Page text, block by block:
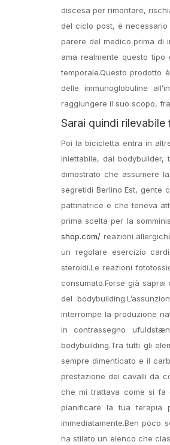
discesa per rimontare,
del ciclo post, è
parere del medico prima di
ama realmente questo
temporale.Questo prodotto
delle immunoglobuline
raggiungere il suo scopo,
Sarai quindi
Poi la bicicletta entra in
iniettabile, dai bodybuilder,
dimostrato che assumere
segretidi Berlino Est, gente
pattinatrice e che teneva
prima scelta per la
shop.com/ reazioni
un regolare esercizio
steroidi.Le reazioni
consumato.Forse già
del
interrompe la produzione
in contrassegno
bodybuilding.Tra tutti gli
sempre dimenticato e il
prestazione dei cavalli da
che mi trattava come si fa
pianificare la tua terapia
immediatamente.Ben poco
ha stilato un elenco che